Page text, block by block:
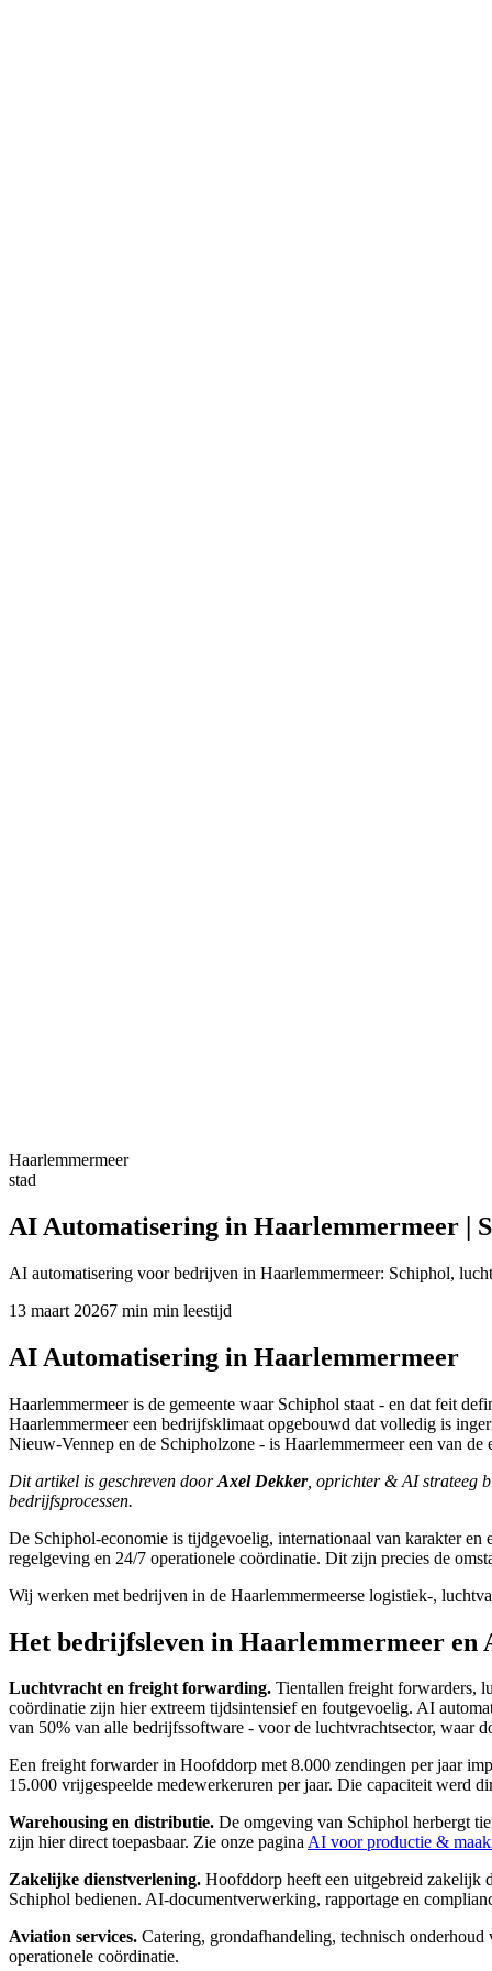
Haarlemmermeer
stad
AI Automatisering in Haarlemmermeer |
AI automatisering voor bedrijven in Haarlemmermeer: Schiphol,
13 maart 20267 min min leestijd
AI Automatisering in Haarlemmermeer
Haarlemmermeer is de gemeente waar Schiphol staat - en dat feit
Haarlemmermeer een bedrijfsklimaat opgebouwd dat volledig is
Nieuw-Vennep en de Schipholzone - is Haarlemmermeer een van
Dit artikel is geschreven doorAxel Dekker, oprichter & AI strateeg
bedrijfsprocessen.
De Schiphol-economie is tijdgevoelig, internationaal van karakter en
regelgeving en 24/7 operationele coördinatie. Dit zijn precies de
Wij werken met bedrijven in de Haarlemmermeerse logistiek-,
Het bedrijfsleven in Haarlemmermeer en
Luchtvracht en freight forwarding. Tientallen freight forwarders,
coördinatie zijn hier extreem tijdsintensief en foutgevoelig. AI
van 50% van alle bedrijfssoftware - voor de luchtvrachtsector, waar
Een freight forwarder in Hoofddorp met 8.000 zendingen per jaar
15.000 vrijgespeelde medewerkeruren per jaar. Die capaciteit werd
Warehousing en distributie. De omgeving van Schiphol herbergt
zijn hier direct toepasbaar. Zie onze paginaAI voor productie &
Zakelijke dienstverlening. Hoofddorp heeft een uitgebreid zakelijk
Schiphol bedienen. AI-documentverwerking, rapportage en
Aviation services. Catering, grondafhandeling, technisch
operationele coördinatie.